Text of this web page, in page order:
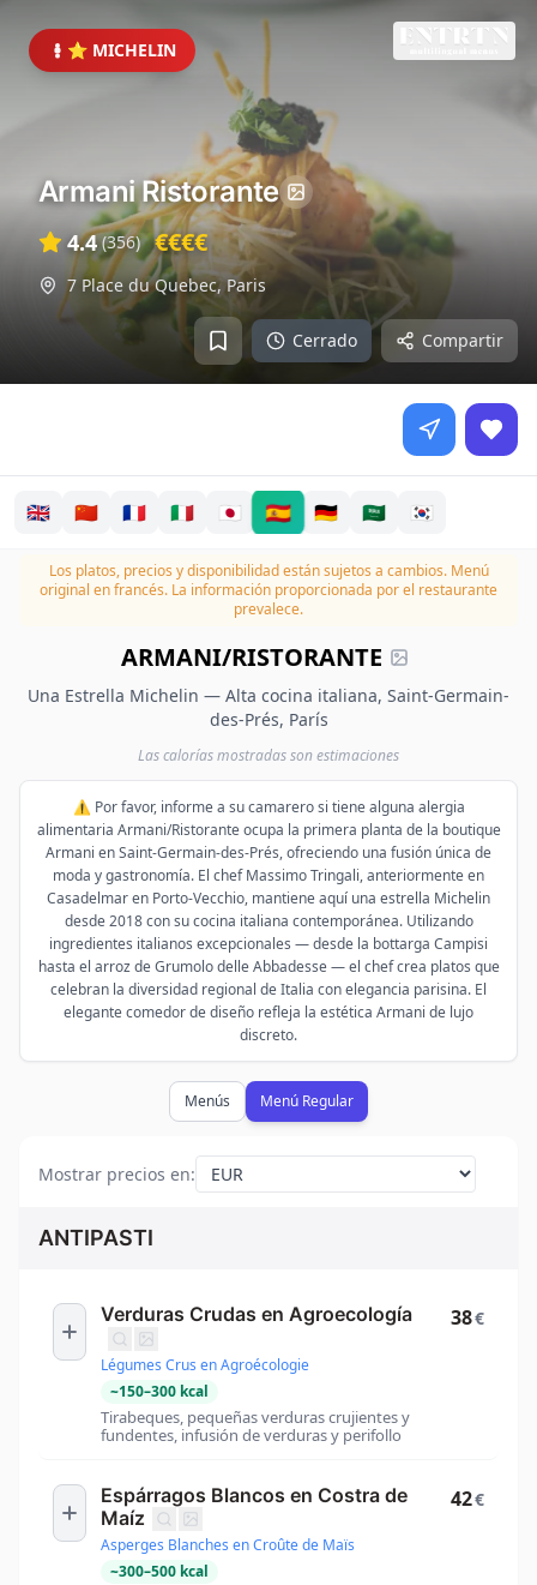
⭐ MICHELIN
Cerrado Compartir
Armani Ristorante
4.4 (356) €€€€
7 Place du Quebec,Paris
🇬🇧 🇨🇳 🇫🇷 🇮🇹 🇯🇵 🇪🇸 🇩🇪 🇸🇦 🇰🇷
Los platos, precios y disponibilidad están sujetos a cambios.Menú
original en francés. La información proporcionada por el restaurante
prevalece.
ARMANI/RISTORANTE
Una Estrella Michelin — Alta cocina italiana, Saint-Germain-
des-Prés, París
Las calorías mostradas son estimaciones
⚠️ Por favor, informe a su camarero si tiene alguna alergia
alimentaria Armani/Ristorante ocupa la primera planta de la boutique
Armani en Saint-Germain-des-Prés, ofreciendo una fusión única de
moda y gastronomía. El chef Massimo Tringali, anteriormente en
Casadelmar en Porto-Vecchio, mantiene aquí una estrella Michelin
desde 2018 con su cocina italiana contemporánea. Utilizando
ingredientes italianos excepcionales — desde la bottarga Campisi
hasta el arroz de Grumolo delle Abbadesse — el chef crea platos que
celebran la diversidad regional de Italia con elegancia parisina. El
elegante comedor de diseño refleja la estética Armani de lujo
discreto.
Menús Menú Regular
Mostrar precios en:
ANTIPASTI
Verduras Crudas en Agroecología
Légumes Crus en Agroécologie
~150–300 kcal
Tirabeques, pequeñas verduras crujientes y
fundentes, infusión de verduras y perifollo
38€
Espárragos Blancos en Costra de
Maíz
Asperges Blanches en Croûte de Maïs
~300–500 kcal
42€